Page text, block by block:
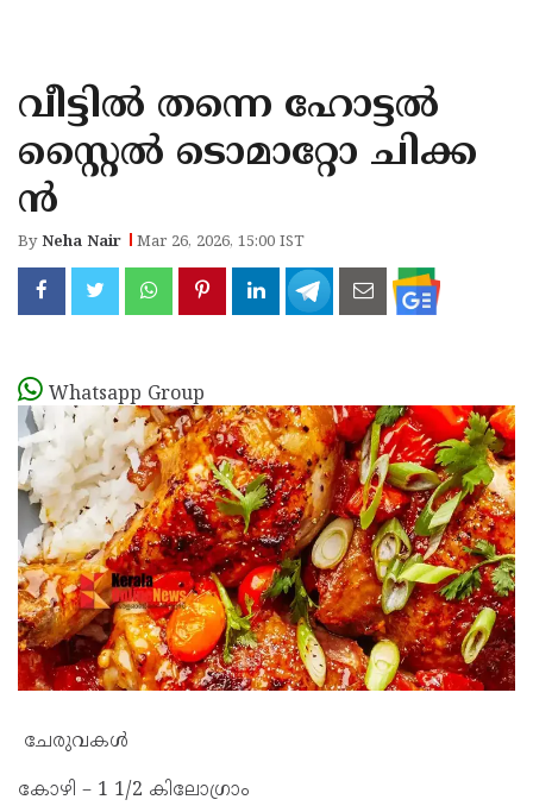
KANNUR
KASARAGOD
വീട്ടിൽ തന്നെ ഹോട്ടൽ
സ്റ്റൈൽ ടൊമാറ്റോ ചിക്ക
ൻ
ByNeha Nair Mar 26, 2026, 15:00 IST
Whatsapp Group
ചേരുവകൾ
കോഴി – 1 1/2 കിലോഗ്രാം